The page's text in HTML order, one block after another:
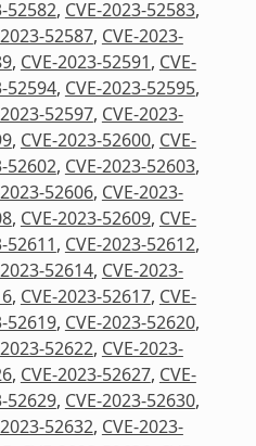
52582, CVE-2023-52583,
52587, CVE-2023-
, CVE-2023-52591, CVE-
52594, CVE-2023-52595,
52597, CVE-2023-
, CVE-2023-52600, CVE-
52602, CVE-2023-52603,
52606, CVE-2023-
, CVE-2023-52609, CVE-
52611, CVE-2023-52612,
52614, CVE-2023-
, CVE-2023-52617, CVE-
52619, CVE-2023-52620,
52622, CVE-2023-
, CVE-2023-52627, CVE-
52629, CVE-2023-52630,
52632, CVE-2023-